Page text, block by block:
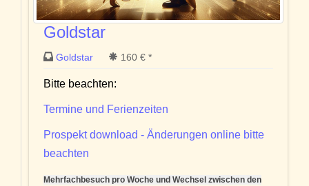
Goldstar
Goldstar 160 € *
Bitte beachten:
Termine und Ferienzeiten
Prospekt download - Änderungen online bitte
beachten
Mehrfachbesuch pro Woche und Wechsel zwischen den